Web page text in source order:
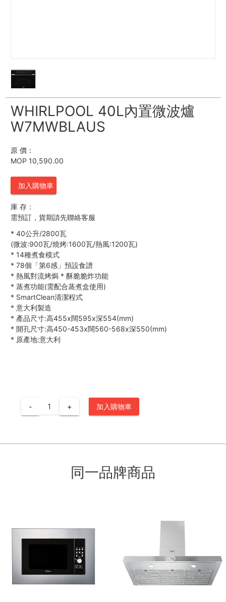
WHIRLPOOL 40L內置微波爐
W7MWBLAUS
原 價：
MOP 10,590.00
加入購物車
庫 存：
需預訂，貨期請先聯絡客服
* 40公升/2800瓦
(微波:900瓦/燒烤:1600瓦/熱風:1200瓦)
* 14種煮食模式
* 78個「第6感」預設食譜
* 熱風對流烤焗 * 酥脆脆炸功能
* 蒸煮功能(需配合蒸煮盒使用)
* SmartClean清潔程式
* 意大利製造
* 產品尺寸:高455x闊595x深554(mm)
* 開孔尺寸:高450-453x闊560-568x深550(mm)
* 原產地:意大利
- + 加入購物車
同一品牌商品